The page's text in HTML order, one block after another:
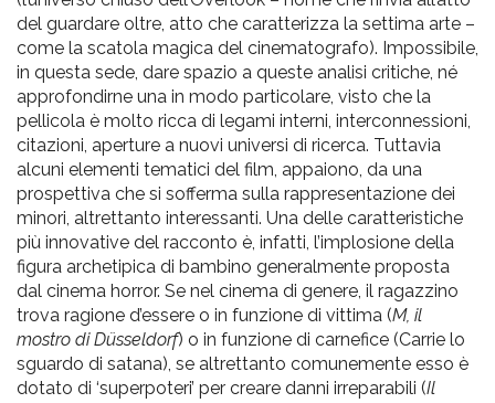
del guardare oltre, atto che caratterizza la settima arte –
come la scatola magica del cinematografo). Impossibile,
in questa sede, dare spazio a queste analisi critiche, né
approfondirne una in modo particolare, visto che la
pellicola è molto ricca di legami interni, interconnessioni,
citazioni, aperture a nuovi universi di ricerca. Tuttavia
alcuni elementi tematici del film, appaiono, da una
prospettiva che si sofferma sulla rappresentazione dei
minori, altrettanto interessanti. Una delle caratteristiche
più innovative del racconto è, infatti, l’implosione della
figura archetipica di bambino generalmente proposta
dal cinema horror. Se nel cinema di genere, il ragazzino
trova ragione d’essere o in funzione di vittima (M, il
mostro di Düsseldorf) o in funzione di carnefice (Carrie lo
sguardo di satana), se altrettanto comunemente esso è
dotato di ‘superpoteri’ per creare danni irreparabili (Il